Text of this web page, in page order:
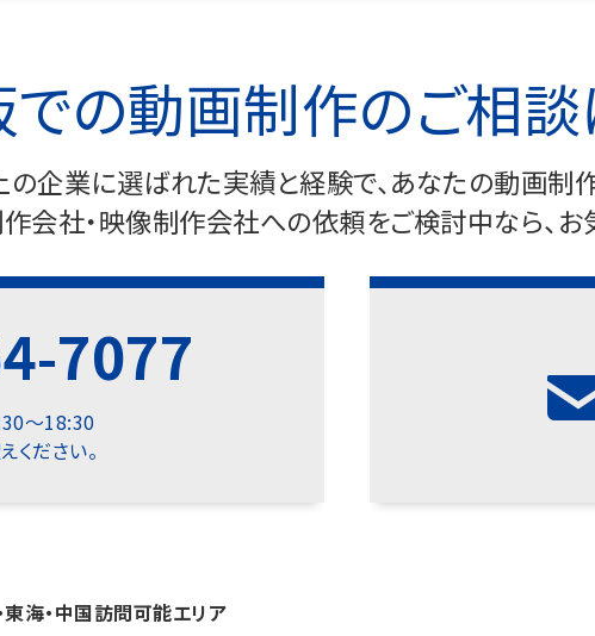
の動画制作のご相談
企業に選ばれた実績と経験で、あなたの動画制作
会社・映像制作会社への依頼をご検討中なら、お
7077
～18:30
ださい。
海・中国訪問可能エリア